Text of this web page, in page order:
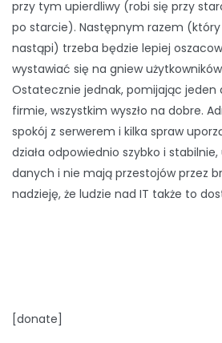
przy tym upierdliwy (robi się przy
po starcie). Następnym razem
nastąpi) trzeba będzie lepiej
wystawiać się na gniew
Ostatecznie jednak, pomijając jeden
firmie, wszystkim wyszło na dobre.
spokój z serwerem i kilka spraw
działa odpowiednio szybko i
danych i nie mają przestojów przez
nadzieję, że ludzie nad IT także to
[donate]